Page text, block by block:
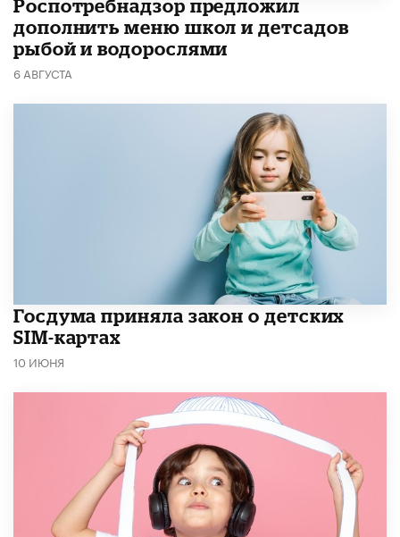
Роспотребнадзор предложил
дополнить меню школ и детсадов
рыбой и водорослями
6 АВГУСТА
Госдума приняла закон о детских
SIM-картах
10 ИЮНЯ